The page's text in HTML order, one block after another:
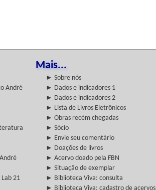
Mais...
► Sobre nós
André
► Dados e indicadores 1
► Dados e indicadores 2
► Lista de Livros Eletrônicos
► Obras recém chegadas
► Sócio
► Envie seu comentário
► Doações de livros
► Acervo doado pela FBN
► Situação de exemplar
21
► Biblioteca Viva: consulta
► Biblioteca Viva: cadastro de acervos